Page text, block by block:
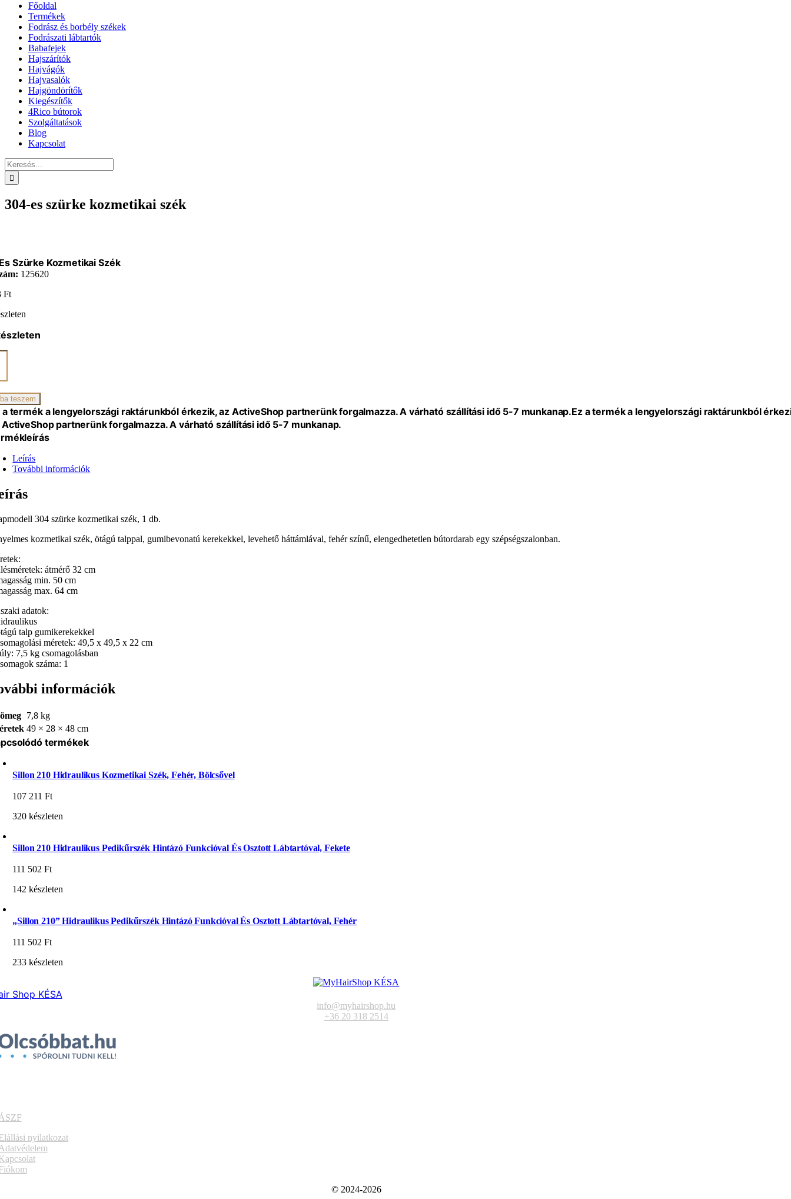
Főoldal
Termékek
Fodrász és borbély székek
Fodrászati lábtartók
Babafejek
Hajszárítók
Hajvágók
Hajvasalók
Hajgöndörítők
Kiegészítők
4Rico bútorok
Szolgáltatások
Blog
Kapcsolat
Keresés...
304-es szürke kozmetikai szék
Szürke Kozmetikai Szék
125620
Ft
teszem
a termék a lengyelországi raktárunkból érkezik, az ActiveShop partnerünk forgalmazza. A várható szállítási idő 5-7 munkanap.Ez a termék a lengyelországi raktárunkból
ActiveShop partnerünk forgalmazza. A várható szállítási idő 5-7 munkanap.
Leírás
További információk
304 szürke kozmetikai szék, 1 db.
kozmetikai szék, ötágú talppal, gumibevonatú kerekekkel, levehető háttámlával, fehér színű, elengedhetetlen bútordarab egy szépségszalonban.
átmérő 32 cm
min. 50 cm
max. 64 cm
adatok:
talp gumikerekekkel
méretek: 49,5 x 49,5 x 22 cm
7,5 kg csomagolásban
száma: 1
információk
7,8 kg
49 × 28 × 48 cm
termékek
Sillon 210 Hidraulikus Kozmetikai Szék, Fehér, Bölcsővel
107 211Ft
320 készleten
Sillon 210 Hidraulikus Pedikűrszék Hintázó Funkcióval És Osztott Lábtartóval, Fekete
111 502Ft
142 készleten
„Sillon 210” Hidraulikus Pedikűrszék Hintázó Funkcióval És Osztott Lábtartóval, Fehér
111 502Ft
233 készleten
Shop KÉSA
info@myhairshop.hu
+36 20 318 2514
nyilatkozat
© 2024-2026